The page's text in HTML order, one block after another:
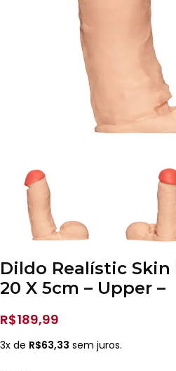
Dildo Realístic Skin
20 X 5cm – Upper –
R$189,99
3x de R$63,33 sem juros.